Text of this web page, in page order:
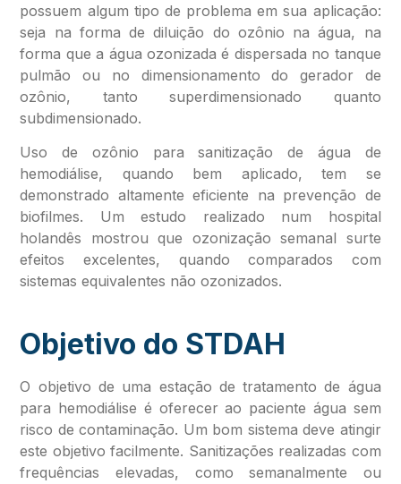
possuem algum tipo de problema em sua aplicação:
seja na forma de diluição do ozônio na água, na
forma que a água ozonizada é dispersada no tanque
pulmão ou no dimensionamento do gerador de
ozônio, tanto superdimensionado quanto
subdimensionado.
Uso de ozônio para sanitização de água de
hemodiálise, quando bem aplicado, tem se
demonstrado altamente eficiente na prevenção de
biofilmes. Um estudo realizado num hospital
holandês mostrou que ozonização semanal surte
efeitos excelentes, quando comparados com
sistemas equivalentes não ozonizados.
Objetivo do STDAH
O objetivo de uma estação de tratamento de água
para hemodiálise é oferecer ao paciente água sem
risco de contaminação. Um bom sistema deve atingir
este objetivo facilmente. Sanitizações realizadas com
frequências elevadas, como semanalmente ou